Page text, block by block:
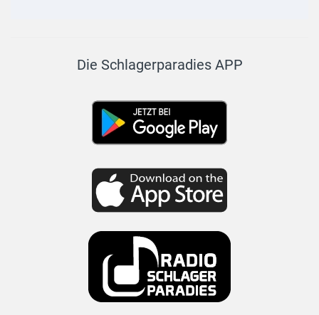
Die Schlagerparadies APP